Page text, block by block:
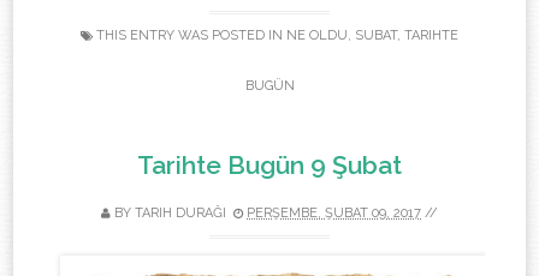
THIS ENTRY WAS POSTED IN NE OLDU, SUBAT, TARIHTE
BUGÜN
Tarihte Bugün 9 Şubat
BY TARIH DURAĞI PERŞEMBE, ŞUBAT 09, 2017 //